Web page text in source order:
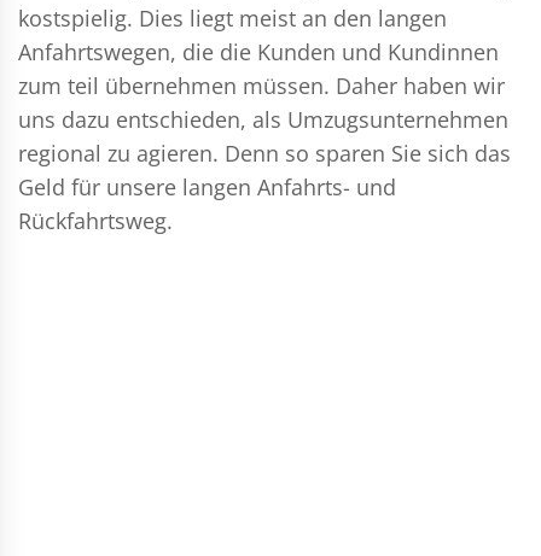
kostspielig. Dies liegt meist an den langen
Anfahrtswegen, die die Kunden und Kundinnen
zum teil übernehmen müssen. Daher haben wir
uns dazu entschieden, als Umzugsunternehmen
regional zu agieren. Denn so sparen Sie sich das
Geld für unsere langen Anfahrts- und
Rückfahrtsweg.